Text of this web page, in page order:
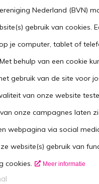
in another
Nederland (BVN)
gebruik van cookies.
je computer, tablet of
behulp van een cookie
gebruik van de site voor
van onze website
onze campagnes laten
webpagina via social
website(s) gebruik van
cookies.
Meer informatie